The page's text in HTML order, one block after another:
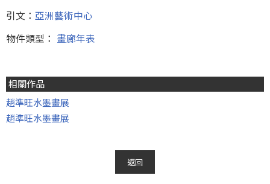
引文： 亞洲藝術中心
物件類型： 畫廊年表
相關作品
趙準旺水墨畫展
趙準旺水墨畫展
返回